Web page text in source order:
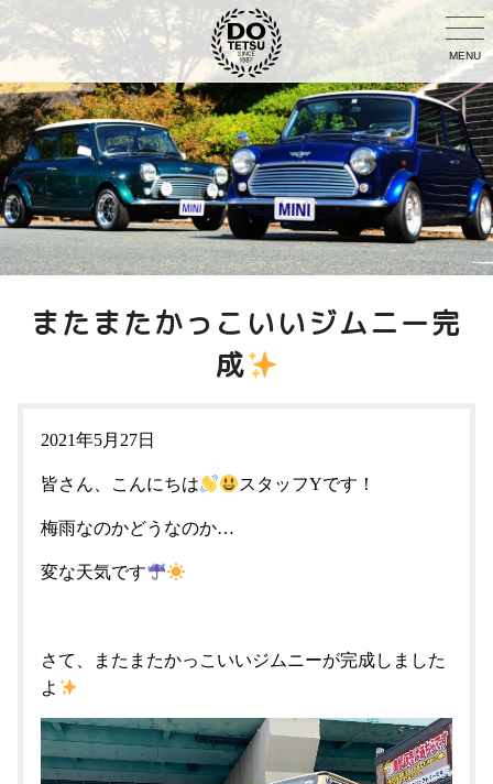
MENU
またまたかっこいいジムニー完
成
2021年5月27日
皆さん、こんにちは スタッフYです！
梅雨なのかどうなのか…
変な天気です
さて、またまたかっこいいジムニーが完成しました
よ